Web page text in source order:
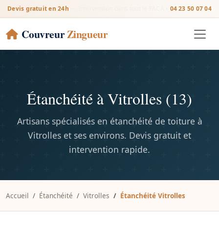
Devis gratuit en 24h 04 23 50 07 04
CouvreurZingueur
Étanchéité à Vitrolles (13)
Artisans spécialisés en étanchéité de toiture à
Vitrolles et ses environs. Devis gratuit et
intervention rapide.
Accueil Étanchéité Vitrolles Étanchéité Vitrolles